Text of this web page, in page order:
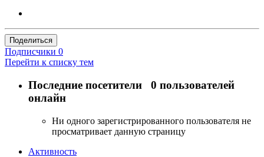
Поделиться
Подписчики 0
Перейти к списку тем
Последние посетители 0 пользователей
онлайн
Ни одного зарегистрированного пользователя не
просматривает данную страницу
Активность